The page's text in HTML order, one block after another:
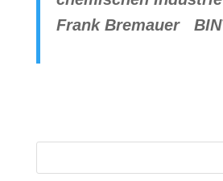
Frank Bremauer